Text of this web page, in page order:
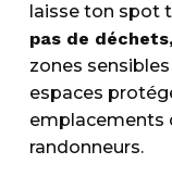
laisse ton spot
pas de
zones
espaces
emplacements
randonneurs.